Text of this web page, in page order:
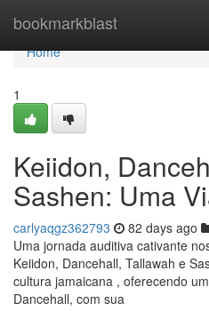
bookmarkblast
Home
Home
1
Keiidon,
Sashen: Uma
carlyaqgz362793 82 days ago
Uma jornada auditiva cativante
Keiidon, Dancehall, Tallawah e
cultura jamaicana , oferecendo
Dancehall, com sua